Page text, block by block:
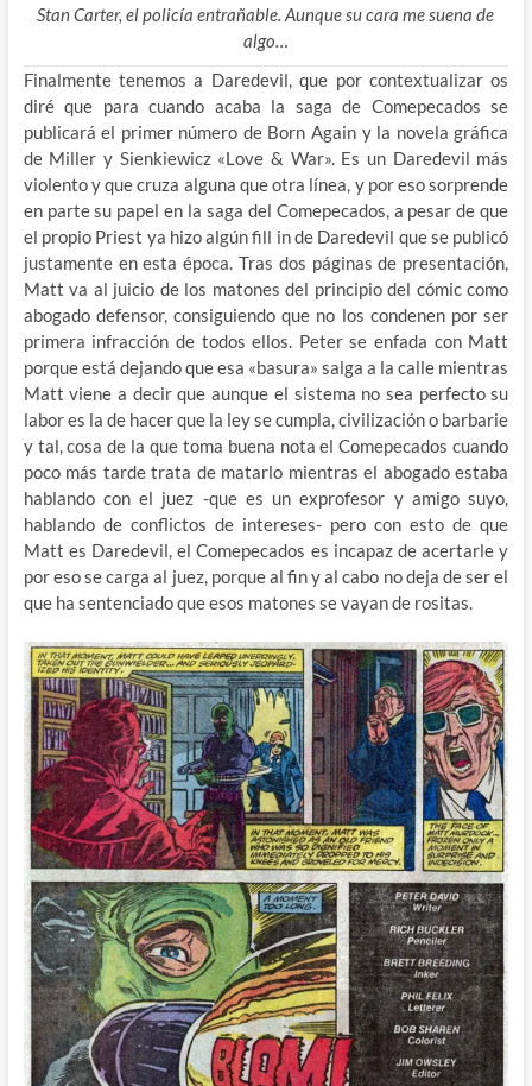
Stan Carter, el policía entrañable. Aunque su cara me suena de
algo…
Finalmente tenemos a Daredevil, que por contextualizar os
diré que para cuando acaba la saga de Comepecados se
publicará el primer número de Born Again y la novela gráfica
de Miller y Sienkiewicz «Love & War». Es un Daredevil más
violento y que cruza alguna que otra línea, y por eso sorprende
en parte su papel en la saga del Comepecados, a pesar de que
el propio Priest ya hizo algún fill in de Daredevil que se publicó
justamente en esta época. Tras dos páginas de presentación,
Matt va al juicio de los matones del principio del cómic como
abogado defensor, consiguiendo que no los condenen por ser
primera infracción de todos ellos. Peter se enfada con Matt
porque está dejando que esa «basura» salga a la calle mientras
Matt viene a decir que aunque el sistema no sea perfecto su
labor es la de hacer que la ley se cumpla, civilización o barbarie
y tal, cosa de la que toma buena nota el Comepecados cuando
poco más tarde trata de matarlo mientras el abogado estaba
hablando con el juez -que es un exprofesor y amigo suyo,
hablando de conflictos de intereses- pero con esto de que
Matt es Daredevil, el Comepecados es incapaz de acertarle y
por eso se carga al juez, porque al fin y al cabo no deja de ser el
que ha sentenciado que esos matones se vayan de rositas.